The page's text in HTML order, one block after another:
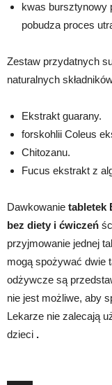
kwas bursztynowy
pobudza proces
Zestaw przydatnych
naturalnych
Ekstrakt guarany.
forskohlii Coleus
Chitozanu.
Fucus ekstrakt z
Dawkowanie tabletek
bez diety i ćwiczeń
przyjmowanie jednej
mogą spożywać dwie
odżywcze są
nie jest możliwe, aby
Lekarze nie zalecają
dzieci .